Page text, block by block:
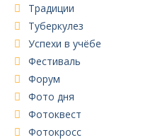
Традиции
Туберкулез
Успехи в учёбе
Фестиваль
Форум
Фото дня
Фотоквест
Фотокросс